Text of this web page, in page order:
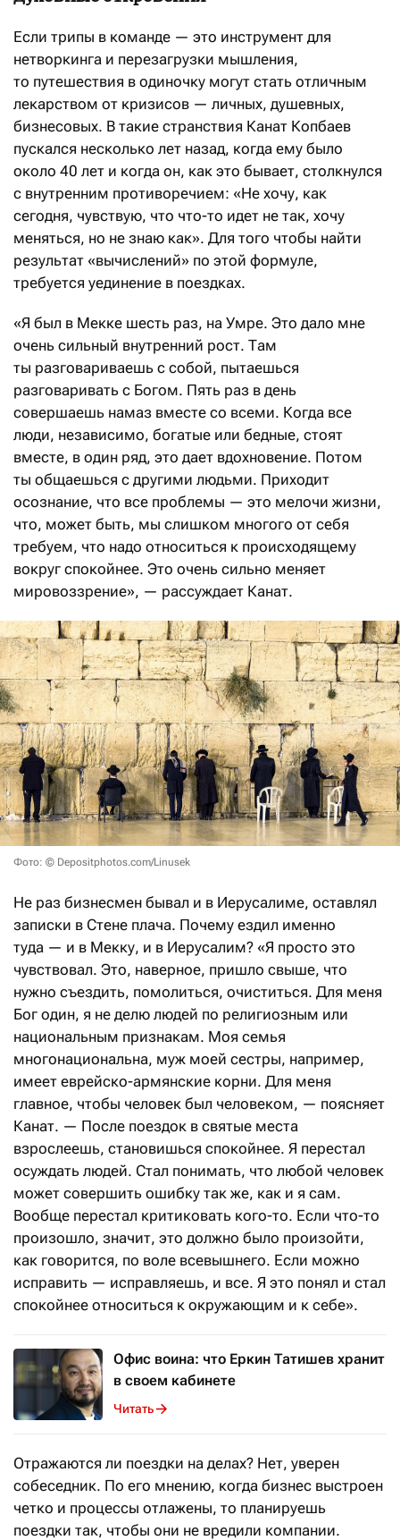
Если трипы в команде — это инструмент для
нетворкинга и перезагрузки мышления,
то путешествия в одиночку могут стать отличным
лекарством от кризисов — личных, душевных,
бизнесовых. В такие странствия Канат Копбаев
пускался несколько лет назад, когда ему было
около 40 лет и когда он, как это бывает, столкнулся
с внутренним противоречием: «Не хочу, как
сегодня, чувствую, что что-то идет не так, хочу
меняться, но не знаю как». Для того чтобы найти
результат «вычислений» по этой формуле,
требуется уединение в поездках.
«Я был в Мекке шесть раз, на Умре. Это дало мне
очень сильный внутренний рост. Там
ты разговариваешь с собой, пытаешься
разговаривать с Богом. Пять раз в день
совершаешь намаз вместе со всеми. Когда все
люди, независимо, богатые или бедные, стоят
вместе, в один ряд, это дает вдохновение. Потом
ты общаешься с другими людьми. Приходит
осознание, что все проблемы — это мелочи жизни,
что, может быть, мы слишком многого от себя
требуем, что надо относиться к происходящему
вокруг спокойнее. Это очень сильно меняет
мировоззрение», — рассуждает Канат.
Фото: © Depositphotos.com/Linusek
Не раз бизнесмен бывал и в Иерусалиме, оставлял
записки в Стене плача. Почему ездил именно
туда — и в Мекку, и в Иерусалим? «Я просто это
чувствовал. Это, наверное, пришло свыше, что
нужно съездить, помолиться, очиститься. Для меня
Бог один, я не делю людей по религиозным или
национальным признакам. Моя семья
многонациональна, муж моей сестры, например,
имеет еврейско-армянские корни. Для меня
главное, чтобы человек был человеком, — поясняет
Канат. — После поездок в святые места
взрослеешь, становишься спокойнее. Я перестал
осуждать людей. Стал понимать, что любой человек
может совершить ошибку так же, как и я сам.
Вообще перестал критиковать кого-то. Если что-то
произошло, значит, это должно было произойти,
как говорится, по воле всевышнего. Если можно
исправить — исправляешь, и все. Я это понял и стал
спокойнее относиться к окружающим и к себе».
Офис воина: что Еркин Татишев хранит
в своем кабинете
Читать
Отражаются ли поездки на делах? Нет, уверен
собеседник. По его мнению, когда бизнес выстроен
четко и процессы отлажены, то планируешь
поездки так, чтобы они не вредили компании.